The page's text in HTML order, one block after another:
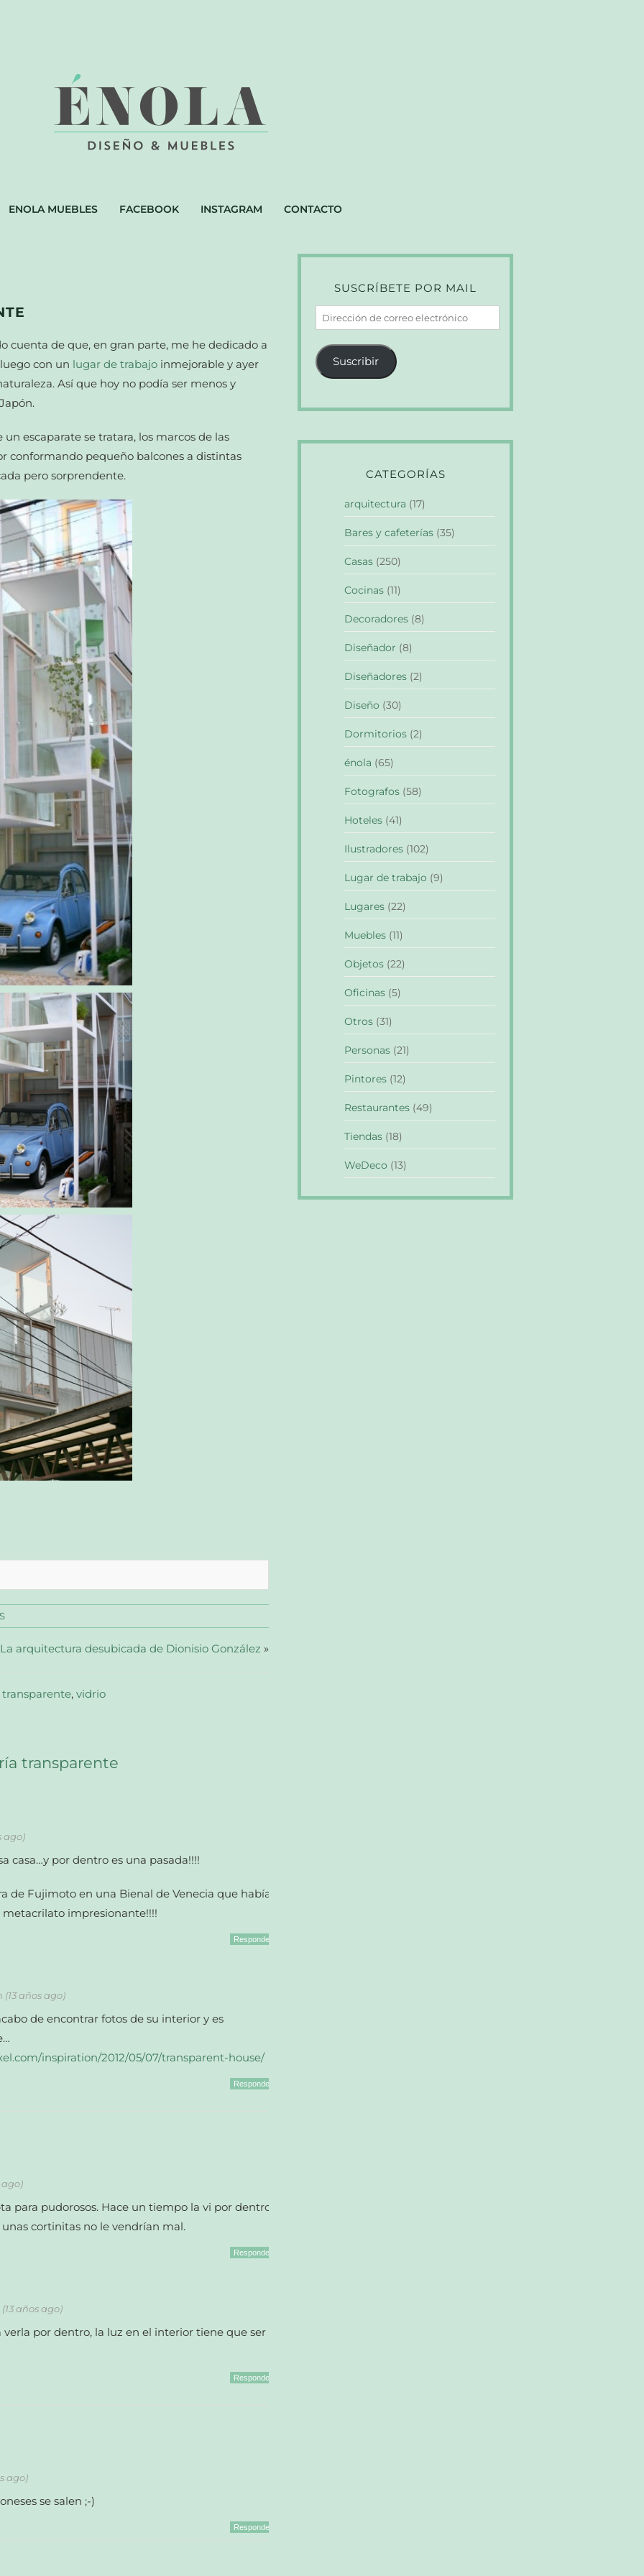
ENOLA MUEBLES FACEBOOK INSTAGRAM CONTACTO
cuenta de que, en gran parte, me he dedicado a
luego con un lugar de trabajo inmejorable y ayer
Así que hoy no podía ser menos y
escaparate se tratara, los marcos de las
conformando pequeño balcones a distintas
pero sorprendente.
La arquitectura desubicada de Dionisio González »
transparente, vidrio
transparente
ago)
casa…y por dentro es una pasada!!!!
de Fujimoto en una Bienal de Venecia que había
impresionante!!!!
Responder
(13 años ago)
de encontrar fotos de su interior y es
inspiration/2012/05/07/transparent-house/
Responder
ago)
para pudorosos. Hace un tiempo la vi por dentro
unas cortinitas no le vendrían mal.
Responder
(13 años ago)
verla por dentro, la luz en el interior tiene que ser
Responder
ago)
se salen ;-)
Responder
SUSCRÍBETE POR MAIL
Dirección
de
correo
electrónico
Suscribir
CATEGORÍAS
arquitectura (17)
Bares y cafeterías (35)
Casas (250)
Cocinas (11)
Decoradores (8)
Diseñador (8)
Diseñadores (2)
Diseño (30)
Dormitorios (2)
énola (65)
Fotografos (58)
Hoteles (41)
Ilustradores (102)
Lugar de trabajo (9)
Lugares (22)
Muebles (11)
Objetos (22)
Oficinas (5)
Otros (31)
Personas (21)
Pintores (12)
Restaurantes (49)
Tiendas (18)
WeDeco (13)